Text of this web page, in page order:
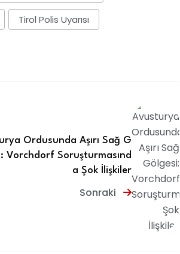
Tirol Polis Uyarısı
Ordusunda Aşırı Sağ G
Vorchdorf Soruşturmasınd
a Şok İlişkiler
Sonraki